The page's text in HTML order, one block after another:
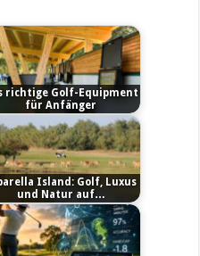
richtige Golf-Equipment
für Anfänger
Island: Golf, Luxus
und Natur auf…